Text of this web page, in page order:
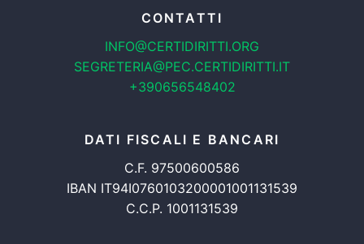
CONTATTI
INFO@CERTIDIRITTI.ORG
SEGRETERIA@PEC.CERTIDIRITTI.IT
+390656548402
DATI FISCALI E BANCARI
C.F. 97500600586
IBAN IT94I0760103200001001131539
C.C.P. 1001131539